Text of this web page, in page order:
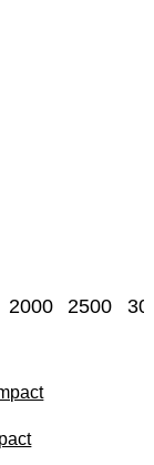
2000 2500